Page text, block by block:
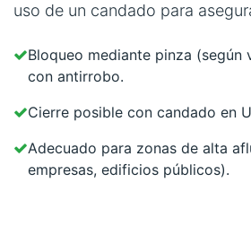
uso de un candado para
Bloqueo mediante pinza (según
con antirrobo.
Cierre posible con candado en
Adecuado para zonas de alta
empresas, edificios públicos).